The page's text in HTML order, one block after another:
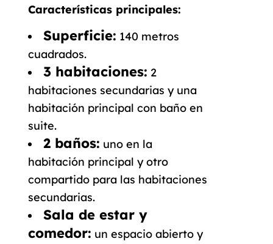
Características principales:
Superficie: 140 metros
cuadrados.
3 habitaciones: 2
habitaciones secundarias y una
habitación principal con baño en
suite.
2 baños: uno en la
habitación principal y otro
compartido para las habitaciones
secundarias.
Sala de estar y
comedor: un espacio abierto y